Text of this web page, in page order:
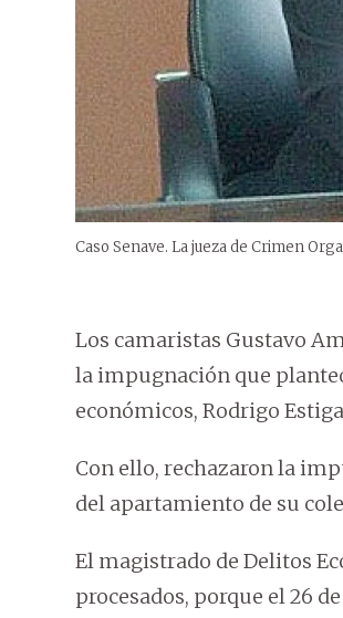
Caso Senave. La jueza de Crimen
Los camaristas Gustavo
la impugnación que
económicos, Rodrigo
Con ello, rechazaron la
del apartamiento de su
El magistrado de Delitos
procesados, porque el 26